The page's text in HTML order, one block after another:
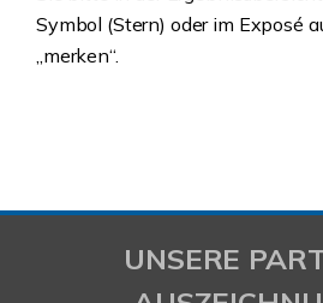
Symbol (Stern) oder im Exposé
„merken“.
UNSERE